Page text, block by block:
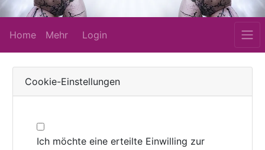
Home Mehr Login
Cookie-Einstellungen
Ich möchte eine erteilte Einwilling zur